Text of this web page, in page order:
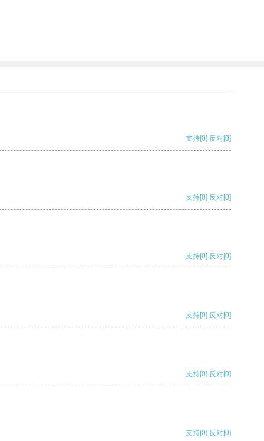
支持[0] 反对[0]
支持[0] 反对[0]
支持[0] 反对[0]
支持[0] 反对[0]
支持[0] 反对[0]
支持[0] 反对[0]